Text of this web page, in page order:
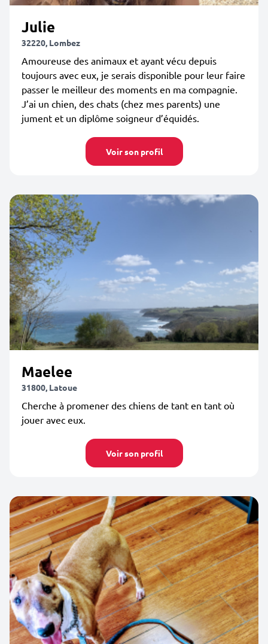
Julie
32220, Lombez
Amoureuse des animaux et ayant vécu depuis
toujours avec eux, je serais disponible pour leur faire
passer le meilleur des moments en ma compagnie.
J’ai un chien, des chats (chez mes parents) une
jument et un diplôme soigneur d’équidés.
Voir son profil
Maelee
31800, Latoue
Cherche à promener des chiens de tant en tant où
jouer avec eux.
Voir son profil